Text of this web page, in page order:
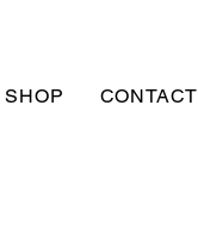
CONTACT